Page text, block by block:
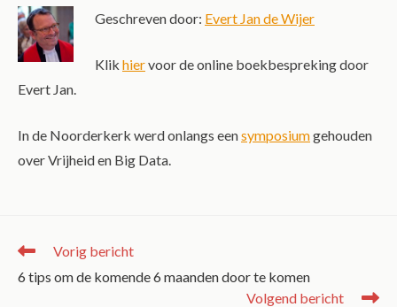
Geschreven door: Evert Jan de Wijer
Klik hiervoor de online boekbespreking door
Evert Jan.
In de Noorderkerk werd onlangs eensymposiumgehouden
over Vrijheid en Big Data.
Vorig bericht
6 tips om de komende 6 maanden door te komen
Volgend bericht